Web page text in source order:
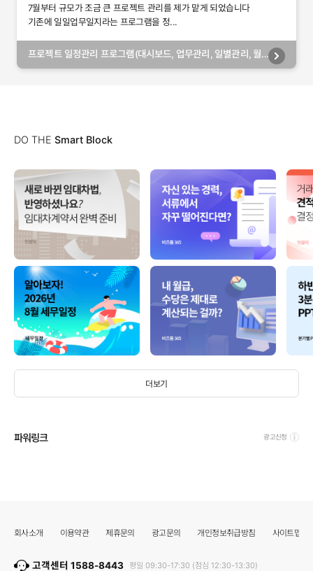
7월부터 규모가 조금 큰 프로젝트 관리를 제가 맡게 되었습니다
기존에 일일업무일지라는 프로그램을 정...
프로젝트 일정관리 프로그램(대시보드, 업무관리, 일별관리, 월
DO THE Smart Block
더보기
파워링크 광고신청
회사소개 이용약관 제휴문의 광고문의 개인정보취급방침 사이트맵
고객센터 1588-8443 평일 09:30-17:30 (점심 12:30-13:30)